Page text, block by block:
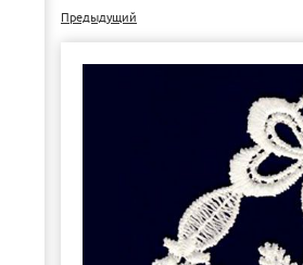
Предыдущий